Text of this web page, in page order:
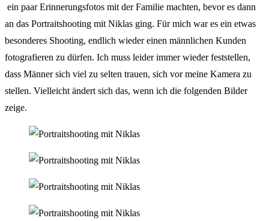
ein paar Erinnerungsfotos mit der Familie machten, bevor es dann
an das Portraitshooting mit Niklas ging. Für mich war es ein etwas
besonderes Shooting, endlich wieder einen männlichen Kunden
fotografieren zu dürfen. Ich muss leider immer wieder feststellen,
dass Männer sich viel zu selten trauen, sich vor meine Kamera zu
stellen. Vielleicht ändert sich das, wenn ich die folgenden Bilder
zeige.